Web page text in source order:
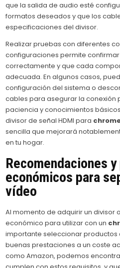
que la salida de audio esté
formatos deseados y que los
especificaciones del divisor.
Realizar pruebas con diferentes
configuraciones permite
correctamente y que cada
adecuada. En algunos casos,
configuración del sistema o
cables para asegurar la conexión
paciencia y conocimientos
divisor de señal HDMI para
sencilla que mejorará
en tu hogar.
Recomendaciones
económicos para
vídeo
Al momento de adquirir un divisor
económico para utilizar con un
importante seleccionar productos
buenas prestaciones a un coste
como Amazon, podemos